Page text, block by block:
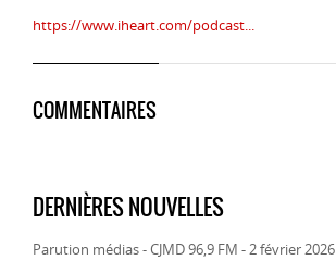
https://www.iheart.com/podcast...
COMMENTAIRES
DERNIÈRES NOUVELLES
Parution médias - CJMD 96,9 FM - 2 février 2026